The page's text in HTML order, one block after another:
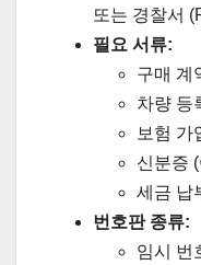
또는 경찰서
필요 서류:
구매 계
차량 등
보험 가
신분증
세금 납
번호판 종류:
임시 번